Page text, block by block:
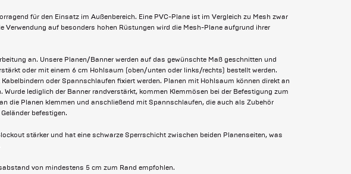
für den Einsatz im Außenbereich. Eine PVC-Plane ist im Vergleich zu Mesh zwar
Verwendung auf besonders hohen Rüstungen wird die Mesh-Plane aufgrund ihrer
an. Unsere Planen/Banner werden auf das gewünschte Maß geschnitten und
oder mit einem 6 cm Hohlsaum (oben/unten oder links/rechts) bestellt werden.
oder Spannschlaufen fixiert werden. Planen mit Hohlsaum können direkt an
Wurde lediglich der Banner randverstärkt, kommen Klemmösen bei der Befestigung zum
die Planen klemmen und anschließend mit Spannschlaufen, die auch als Zubehör
befestigen.
stärker und hat eine schwarze Sperrschicht zwischen beiden Planenseiten, was
von mindestens 5 cm zum Rand empfohlen.